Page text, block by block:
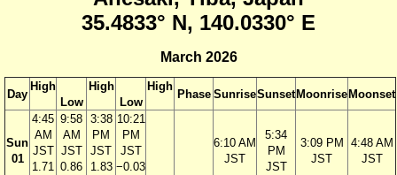
35.4833° N, 140.0330° E
March 2026
Day
High
Low
High
Low
High
Phase SunriseSunset Moonrise Moonset
Sun
01
4:45
AM
JST
1.71
9:58
AM
JST
0.86
3:38
PM
JST
1.83
10:21
PM
JST
−0.03
6:10 AM
JST
5:34
PM
JST
3:09 PM
JST
4:48 AM
JST